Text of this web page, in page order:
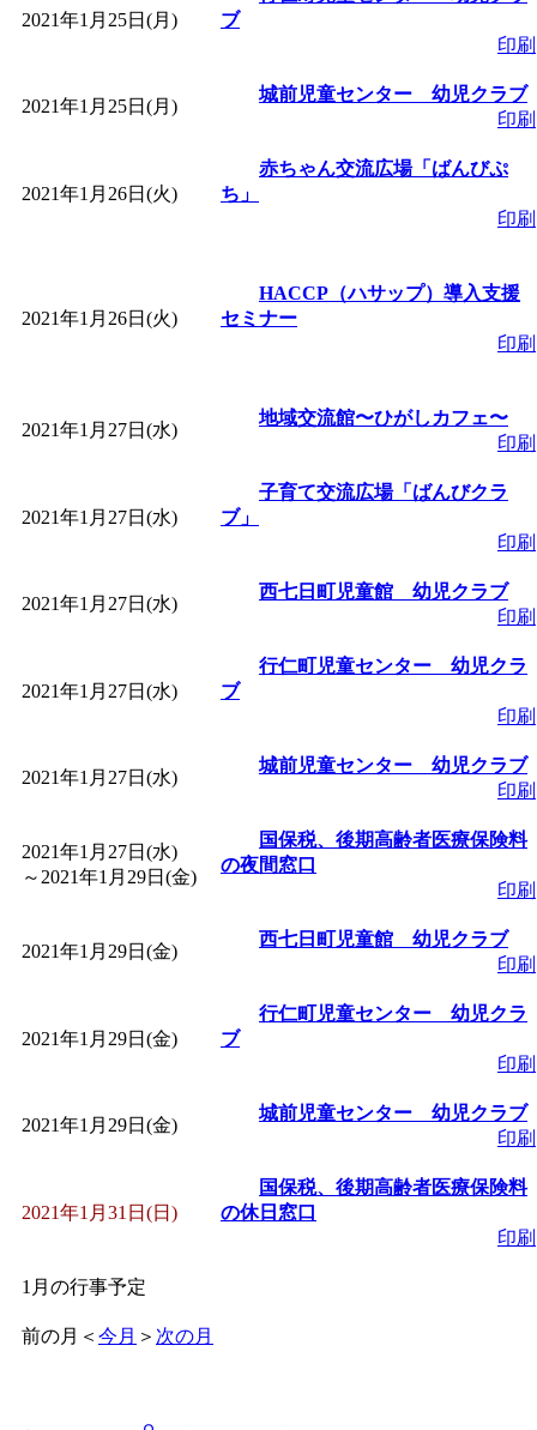
2021年1月25日(月)
ブ
印刷
2021年1月25日(月)
城前児童センター 幼児クラブ
印刷
2021年1月26日(火)
赤ちゃん交流広場「ばんびぷ
ち」
印刷
2021年1月26日(火)
HACCP（ハサップ）導入支援
セミナー
印刷
2021年1月27日(水)
地域交流館〜ひがしカフェ〜
印刷
2021年1月27日(水)
子育て交流広場「ばんびクラ
ブ」
印刷
2021年1月27日(水)
西七日町児童館 幼児クラブ
印刷
2021年1月27日(水)
行仁町児童センター 幼児クラ
ブ
印刷
2021年1月27日(水)
城前児童センター 幼児クラブ
印刷
2021年1月27日(水)
～ 2021年1月29日(金)
国保税、後期高齢者医療保険料
の夜間窓口
印刷
2021年1月29日(金)
西七日町児童館 幼児クラブ
印刷
2021年1月29日(金)
行仁町児童センター 幼児クラ
ブ
印刷
2021年1月29日(金)
城前児童センター 幼児クラブ
印刷
2021年1月31日(日)
国保税、後期高齢者医療保険料
の休日窓口
印刷
1月の行事予定
前の月 ＜ 今月 ＞ 次の月